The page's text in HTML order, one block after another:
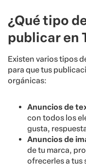
¿Qué tipo
publicar en
Existen varios tipos
para que tus
orgánicas:
Anuncios de
con todos los
gusta,
Anuncios de
de tu marca,
ofrecerles a tus